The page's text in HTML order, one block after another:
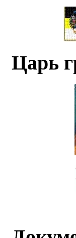
Царь